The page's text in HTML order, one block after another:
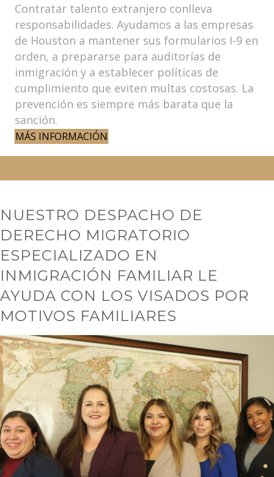
Contratar talento extranjero conlleva
responsabilidades. Ayudamos a las empresas
de Houston a mantener sus formularios I-9 en
orden, a prepararse para auditorías de
inmigración y a establecer políticas de
cumplimiento que eviten multas costosas. La
prevención es siempre más barata que la
sanción.
MÁS INFORMACIÓN
NUESTRO DESPACHO DE
DERECHO MIGRATORIO
ESPECIALIZADO EN
INMIGRACIÓN FAMILIAR LE
AYUDA CON LOS VISADOS POR
MOTIVOS FAMILIARES